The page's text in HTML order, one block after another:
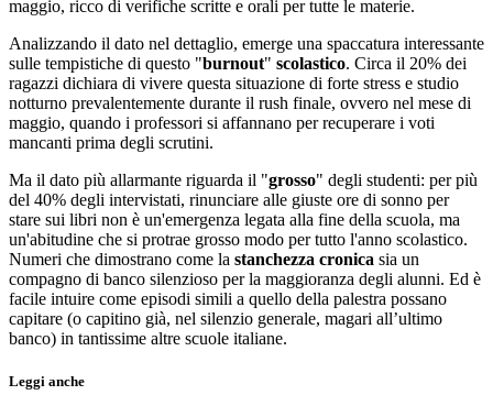
maggio, ricco di verifiche scritte e orali per tutte le materie.
Analizzando il dato nel dettaglio, emerge una spaccatura interessante
sulle tempistiche di questo "burnout" scolastico. Circa il 20% dei
ragazzi dichiara di vivere questa situazione di forte stress e studio
notturno prevalentemente durante il rush finale, ovvero nel mese di
maggio, quando i professori si affannano per recuperare i voti
mancanti prima degli scrutini.
Ma il dato più allarmante riguarda il "grosso" degli studenti: per più
del 40% degli intervistati, rinunciare alle giuste ore di sonno per
stare sui libri non è un'emergenza legata alla fine della scuola, ma
un'abitudine che si protrae grosso modo per tutto l'anno scolastico.
Numeri che dimostrano come la stanchezza cronica sia un
compagno di banco silenzioso per la maggioranza degli alunni. Ed è
facile intuire come episodi simili a quello della palestra possano
capitare (o capitino già, nel silenzio generale, magari all’ultimo
banco) in tantissime altre scuole italiane.
Leggi anche